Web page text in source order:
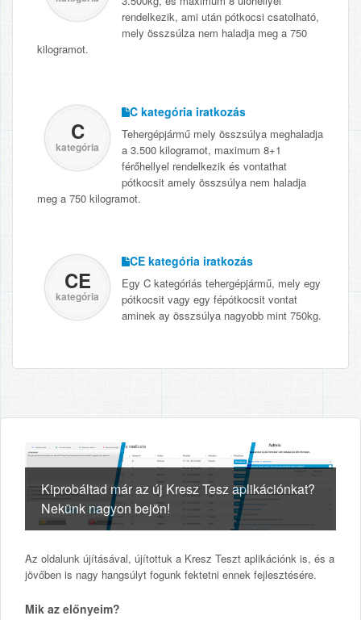
rendelkezik, ami után pótkocsi csatolható,
mely összsúlza nem haladja meg a 750
kilogramot.
C
kategória
C kategória iratkozás
Tehergépjármű mely összsúlya meghaladja
a 3.500 kilogramot, maximum 8+1
férőhellyel rendelkezik és vontathat
pótkocsit amely összsúlya nem haladja
meg a 750 kilogramot.
CE
kategória
CE kategória iratkozás
Egy C kategóriás tehergépjármű, mely egy
pótkocsit vagy egy fépótkocsit vontat
aminek ay összsúlya nagyobb mint 750kg.
Kiprobáltad már az új Kresz Tesz aplikációnkat?
Nekünk nagyon bejön!
Az oldalunk újításával, újítottuk a Kresz Teszt aplikációnk is, és a
jövőben is nagy hangsúlyt fogunk fektetni ennek fejlesztésére.
Mik az előnyeim?